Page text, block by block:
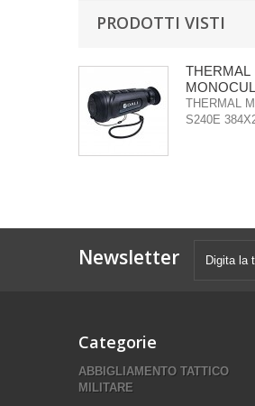
PRODOTTI VISTI
THERMAL
THERMAL
S240E
Newsletter
Categorie
ABBIGLIAMENTO TATTICO
MILITARE